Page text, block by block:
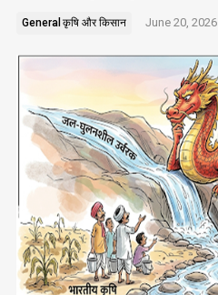
General कृषि और किसान June 20, 2026